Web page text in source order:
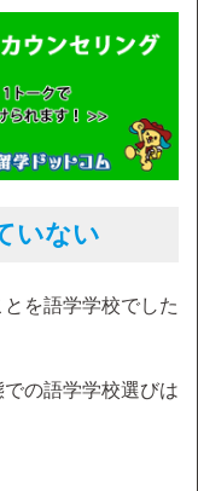
いない
を語学学校でした
の語学学校選びは